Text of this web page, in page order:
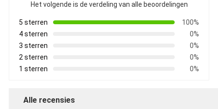
Het volgende is de verdeling van alle beoordelingen
5 sterren
100%
4 sterren
0%
3 sterren
0%
2 sterren
0%
1 sterren
0%
Alle recensies